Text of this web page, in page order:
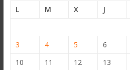
L
M X J
3
4 5 6
10
11 12 13